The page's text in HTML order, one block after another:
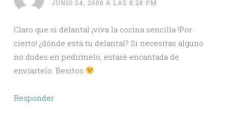
JUNIO 24, 2008 A LAS 8:28 PM
Claro que si delantal ¡viva la cocina sencilla !Por
cierto! ¿dónde está tu delantal? Si necesitas alguno
no dudes en pedirmelo, estaré encantada de
enviartelo. Besitos
Responder